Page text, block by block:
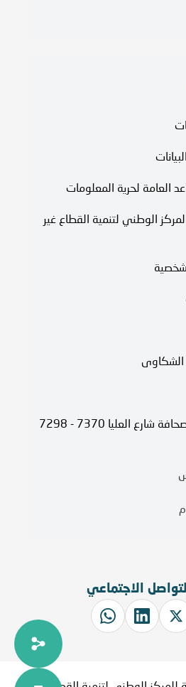
العامة لحرية المعلومات
الوطني لتنمية القطاع غير
الشكاوى
الاجتماعي